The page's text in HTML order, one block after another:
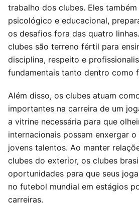
trabalho dos clubes. Eles
psicológico e educacional,
os desafios fora das quatro
clubes são terreno fértil para
disciplina, respeito e
fundamentais tanto dentro como
Além disso, os clubes atuam
importantes na carreira de um
a vitrine necessária para que
internacionais possam enxergar
jovens talentos. Ao manter
clubes do exterior, os clubes
oportunidades para que seus
no futebol mundial em estágios
carreiras.